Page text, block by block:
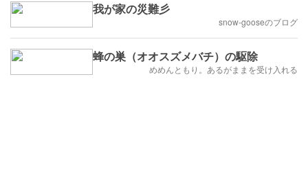
我が家の災難彡
snow-gooseのブログ
蜂の巣（オオスズメバチ）の駆除
めめんともり。あるがままを受け入れる